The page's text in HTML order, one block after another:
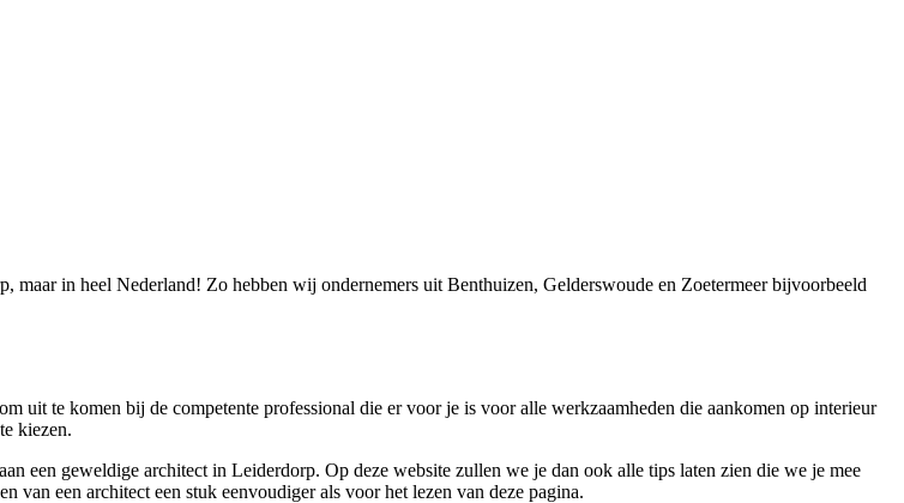
in heel Nederland! Zo hebben wij ondernemers uit Benthuizen, Gelderswoude en Zoetermeer bijvoorbeeld
uit te komen bij de competente professional die er voor je is voor alle werkzaamheden die aankomen op interieur
kiezen.
een geweldige architect in Leiderdorp. Op deze website zullen we je dan ook alle tips laten zien die we je mee
een architect een stuk eenvoudiger als voor het lezen van deze pagina.